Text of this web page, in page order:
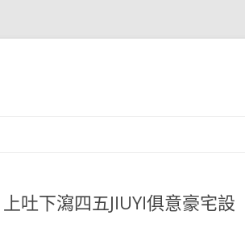
吐下瀉四五JIUYI俱意豪宅設